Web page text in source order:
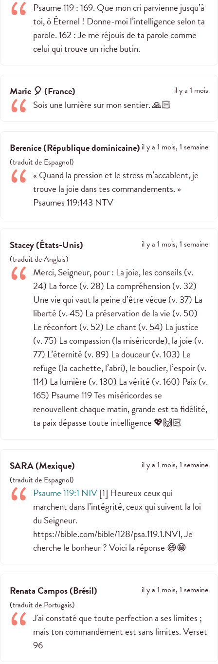
Psaume 119 : 169. Que mon cri parvienne jusqu’à
toi, ô Éternel ! Donne-moi l’intelligence selon ta
parole. 162 : Je me réjouis de ta parole comme
celui qui trouve un riche butin.
Marie 🎈 (France) il y a 1 mois
Sois une lumière sur mon sentier. 🙏🏻
Berenice(République dominicaine) il y a 1 mois, 1 semaine
(traduit de Espagnol)
« Quand la pression et le stress m’accablent, je
trouve la joie dans tes commandements. »
‭‭Psaumes‬ ‭119‬:‭143‬ ‭NTV‬‬
Stacey(États-Unis)
il y a 1 mois, 1 semaine
(traduit deAnglais)
Merci, Seigneur, pour : La joie, les conseils (v.
24) La force (v. 28) La compréhension (v. 32)
Une vie qui vaut la peine d’être vécue (v. 37) La
liberté (v. 45) La préservation de la vie (v. 50)
Le réconfort (v. 52) Le chant (v. 54) La justice
(v. 75) La compassion (la miséricorde), la joie (v.
77) L’éternité (v. 89) La douceur (v. 103) Le
refuge (la cachette, l’abri), le bouclier, l’espoir (v.
114) La lumière (v. 130) La vérité (v. 160) Paix (v.
165) Psaume 119Tes miséricordes se
renouvellent chaque matin, grande est ta fidélité,
ta paix dépasse toute intelligence 💖🙌🏻
SARA(Mexique)
il y a 1 mois, 1 semaine
(traduit de Espagnol)
Psaume 119:1 NIV[1] Heureux ceux qui
marchent dans l’intégrité, ceux qui suivent la loi
du Seigneur.
https://bible.com/bible/128/psa.119.1.NVI, Je
cherche le bonheur ? Voici la réponse 😄😁
Renata Campos(Brésil)
il y a 1 mois, 1 semaine
(traduit de Portugais)
J'ai constaté que toute perfection a ses limites ;
mais ton commandement est sans limites. Verset
96